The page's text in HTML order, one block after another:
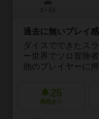
過去に無いプレイ
ダイスでできたス
ー世界でソロ冒険
他のプレイヤーに
25
興味あり